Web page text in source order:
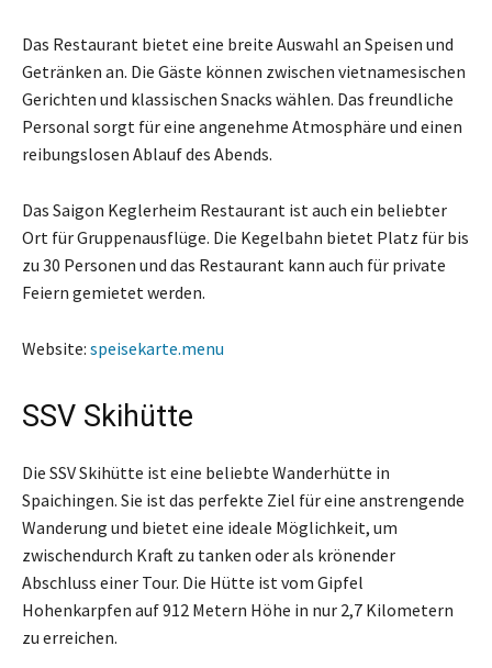
Das Restaurant bietet eine breite Auswahl an Speisen und
Getränken an. Die Gäste können zwischen vietnamesischen
Gerichten und klassischen Snacks wählen. Das freundliche
Personal sorgt für eine angenehme Atmosphäre und einen
reibungslosen Ablauf des Abends.
Das Saigon Keglerheim Restaurant ist auch ein beliebter
Ort für Gruppenausflüge. Die Kegelbahn bietet Platz für bis
zu 30 Personen und das Restaurant kann auch für private
Feiern gemietet werden.
Website: speisekarte.menu
SSV Skihütte
Die SSV Skihütte ist eine beliebte Wanderhütte in
Spaichingen. Sie ist das perfekte Ziel für eine anstrengende
Wanderung und bietet eine ideale Möglichkeit, um
zwischendurch Kraft zu tanken oder als krönender
Abschluss einer Tour. Die Hütte ist vom Gipfel
Hohenkarpfen auf 912 Metern Höhe in nur 2,7 Kilometern
zu erreichen.